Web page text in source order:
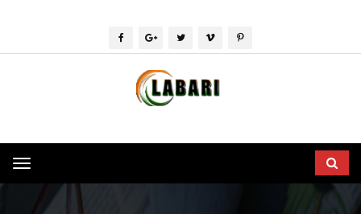
Toggle
navigation